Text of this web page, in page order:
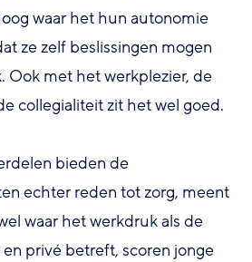
waar het hun autonomie
ze zelf beslissingen mogen
Ook met het werkplezier, de
collegialiteit zit het wel goed.
bieden de
echter reden tot zorg, meent
waar het werkdruk als de
privé betreft, scoren jonge